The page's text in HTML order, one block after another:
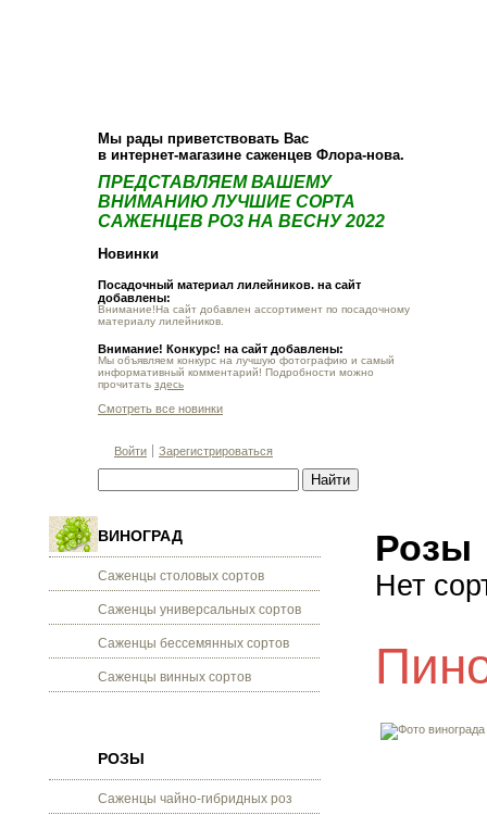
Мы рады приветствовать Вас
в интернет-магазине саженцев Флора-нова.
ПРЕДСТАВЛЯЕМ ВАШЕМУ
ВНИМАНИЮ ЛУЧШИЕ СОРТА
САЖЕНЦЕВ РОЗ НА ВЕСНУ 2022
Новинки
Посадочный материал лилейников. на сайт
добавлены:
Внимание!На сайт добавлен ассортимент по посадочному
материалу лилейников.
Внимание! Конкурс! на сайт добавлены:
Мы объявляем конкурс на лучшую фотографию и самый
информативный комментарий! Подробности можно
прочитать здесь
Смотреть все новинки
Войти Зарегистрироваться
ВИНОГРАД
Саженцы столовых сортов
Саженцы универсальных сортов
Саженцы бессемянных сортов
Саженцы винных сортов
РОЗЫ
Саженцы чайно-гибридных роз
Розы
Нет